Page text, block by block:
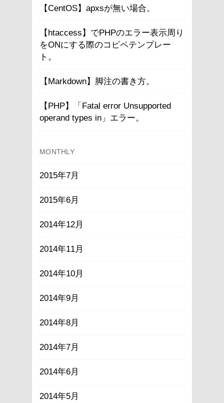
【CentOS】apxsが無い場合。
【htaccess】でPHPのエラー表示周り
をONにする際のコピペテンプレー
ト。
【Markdown】脚注の書き方。
【PHP】「Fatal error Unsupported
operand types in」エラー。
MONTHLY
2015年7月
2015年6月
2014年12月
2014年11月
2014年10月
2014年9月
2014年8月
2014年7月
2014年6月
2014年5月